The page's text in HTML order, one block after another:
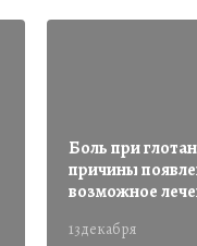
13декабря
Боль при
причины
возможное